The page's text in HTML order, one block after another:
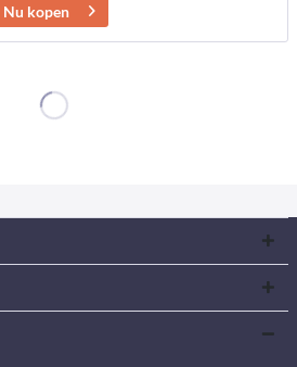
Nu kopen